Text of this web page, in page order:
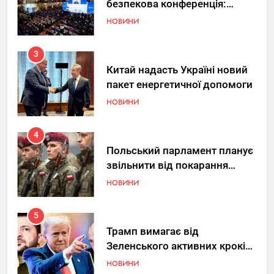
безпекова конференція:
Україна знову у фокусі світу
НОВИНИ
3
Китай надасть Україні новий
пакет енергетичної допомоги
НОВИНИ
4
Польський парламент планує
звільнити від покарання
добровольців ЗСУ
НОВИНИ
5
Трамп вимагає від
Зеленського активних кроків
у мирному процесі
НОВИНИ